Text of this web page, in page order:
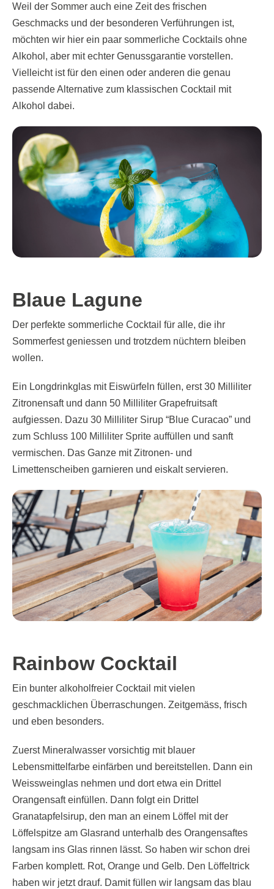
Weil der Sommer auch eine Zeit des frischen
Geschmacks und der besonderen Verführungen ist,
möchten wir hier ein paar sommerliche Cocktails ohne
Alkohol, aber mit echter Genussgarantie vorstellen.
Vielleicht ist für den einen oder anderen die genau
passende Alternative zum klassischen Cocktail mit
Alkohol dabei.
Blaue Lagune
Der perfekte sommerliche Cocktail für alle, die ihr
Sommerfest geniessen und trotzdem nüchtern bleiben
wollen.
Ein Longdrinkglas mit Eiswürfeln füllen, erst 30 Milliliter
Zitronensaft und dann 50 Milliliter Grapefruitsaft
aufgiessen. Dazu 30 Milliliter Sirup “Blue Curacao” und
zum Schluss 100 Milliliter Sprite auffüllen und sanft
vermischen. Das Ganze mit Zitronen- und
Limettenscheiben garnieren und eiskalt servieren.
Rainbow Cocktail
Ein bunter alkoholfreier Cocktail mit vielen
geschmacklichen Überraschungen. Zeitgemäss, frisch
und eben besonders.
Zuerst Mineralwasser vorsichtig mit blauer
Lebensmittelfarbe einfärben und bereitstellen. Dann ein
Weissweinglas nehmen und dort etwa ein Drittel
Orangensaft einfüllen. Dann folgt ein Drittel
Granatapfelsirup, den man an einem Löffel mit der
Löffelspitze am Glasrand unterhalb des Orangensaftes
langsam ins Glas rinnen lässt. So haben wir schon drei
Farben komplett. Rot, Orange und Gelb. Den Löffeltrick
haben wir jetzt drauf. Damit füllen wir langsam das blau